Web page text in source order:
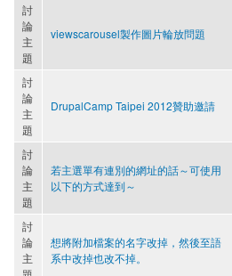
討
論
主
題
viewscarousel製作圖片輪放問題
討
論
主
題
DrupalCamp Taipei 2012贊助邀請
討
論
主
題
若主選單有連別的網址的話～可使用
以下的方式達到～
討
論
主
想將附加檔案的名字改掉，然後至語
系中改掉也改不掉。